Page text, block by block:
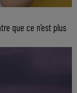
que ce n’est plus